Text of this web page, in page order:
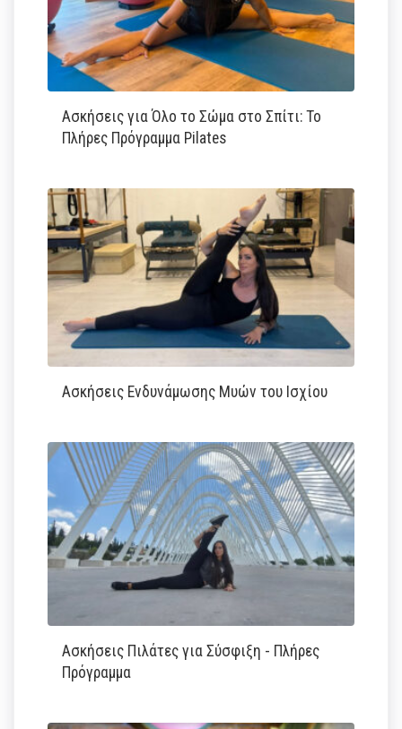
Ασκήσεις για Όλο το Σώμα στο Σπίτι: Το
Πλήρες Πρόγραμμα Pilates
Ασκήσεις Ενδυνάμωσης Μυών του Ισχίου
Ασκήσεις Πιλάτες για Σύσφιξη - Πλήρες
Πρόγραμμα